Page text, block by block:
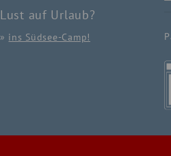
Lust auf Urlaub?
» ins Südsee-Camp!